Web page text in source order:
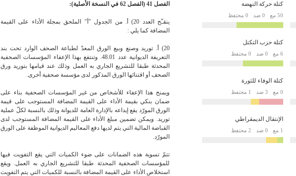
كتلة حركة النهضة
50 مع 0 ضد 0 محتفظ
كتلة حزب التكتل
6 مع 0 ضد 0 محتفظ
كتلة الوفاء للثورة
0 مع 3 ضد 1 محتفظ
الإنتقال الديمقراطي
1 مع 0 ضد 2 محتفظ
الفصل 41 (الفصل 62 في النسخة الأصلية):
ينقـّح العدد 20) أ. من الجدول "أ" الملحق بمجلة الأداء على القيمة
المضافة كما يلي :
20) أ. توريد وصنع وبيع الورق المعدّ لطباعة الصحف الوارد تحت بند
التعريفة الديوانية عدد 48.01. وتنتفع بهذا الإعفاء المؤسسات الصحفية
المحدثة طبقا للتشريع الجاري به العمل وذلك عند قيامها بتوريد ورق
الصحف أو اقتنائها الورق المذكور لدى مؤسسة صحفية أخرى.
ويمنح هذا الإعفاء للأشخاص من غير المؤسسات الصحفية بناء على
ضمان بنكي بقيمة الأداء على القيمة المضافة المستوجب على قيمة
الورق المورّد يقع إيداعه بالإدارة العامة للديوانة وذلك بالنسبة لكلّ عملية
توريد. ويمكن تضمين مبلغ الأداء على القيمة المضافة المستوجب لدى
القباضة المالية التي يتم لديها دفع المعاليم الديوانية الموظفة على الورق
المورّد.
تتمّ تسوية هذه الضمانات على ضوء الكميات التي يقع التفويت فيها
للمؤسسات الصحفية المحدثة طبقا للتشريع الجاري به العمل. ويقع
استخلاص الأداء على القيمة المضافة بالنسبة للكميات التي يتم التفويت